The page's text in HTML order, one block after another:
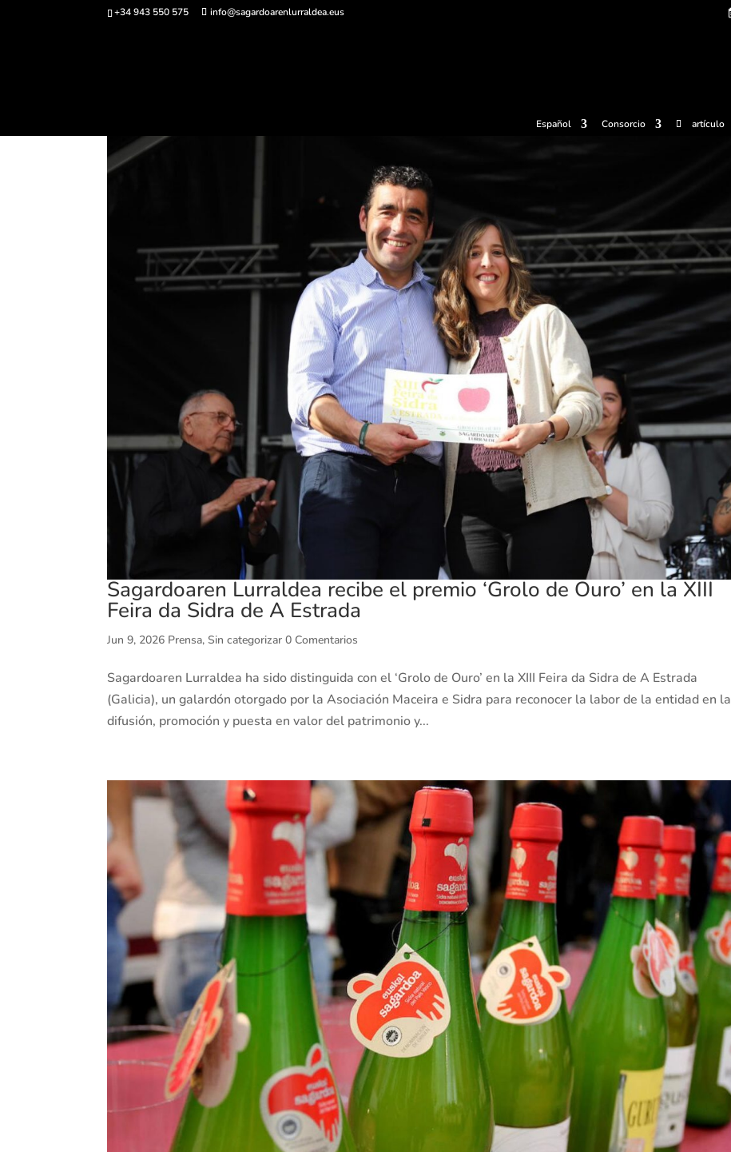
+34 943 550 575 info@sagardoarenlurraldea.eus
Español Consorcio artículo
Sagardoaren Lurraldea recibe el premio ‘Grolo de Ouro’ en la XIII
Feira da Sidra de A Estrada
Jun 9, 2026 Prensa,Sin categorizar 0 Comentarios
Sagardoaren Lurraldea ha sido distinguida con el ‘Grolo de Ouro’ en la XIII Feira da Sidra de A Estrada
(Galicia), un galardón otorgado por la Asociación Maceira e Sidra para reconocer la labor de la entidad en la
difusión, promoción y puesta en valor del patrimonio y...